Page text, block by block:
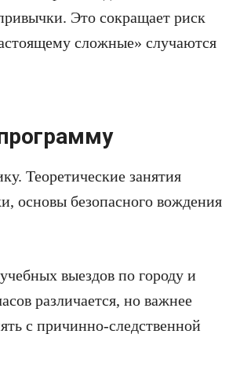
Это сокращает риск
сложные» случаются
Теоретические занятия
основы безопасного вождения
выездов по городу и
различается, но важнее
с причинно-следственной